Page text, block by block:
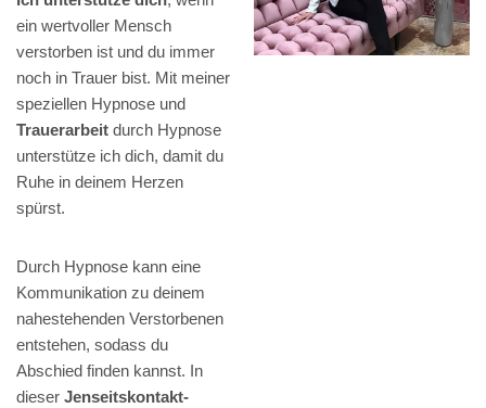
ein wertvoller Mensch
verstorben ist und du immer
noch in Trauer bist. Mit meiner
speziellen Hypnose und
Trauerarbeit durch Hypnose
unterstütze ich dich, damit du
Ruhe in deinem Herzen
spürst.
Durch Hypnose kann eine
Kommunikation zu deinem
nahestehenden Verstorbenen
entstehen, sodass du
Abschied finden kannst. In
dieser Jenseitskontakt-